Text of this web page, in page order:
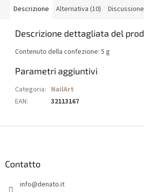
Descrizione Alternativa (10) Discussione
Descrizione dettagliata del
Contenuto della confezione: 5 g
Parametri aggiuntivi
Categoria: NailArt
EAN: 32113167
Contatto
info@denato.it